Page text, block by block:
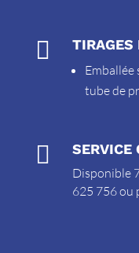
 TIRAGES
Emballée
tube de
 SERVICE
Disponible
625 756 ou